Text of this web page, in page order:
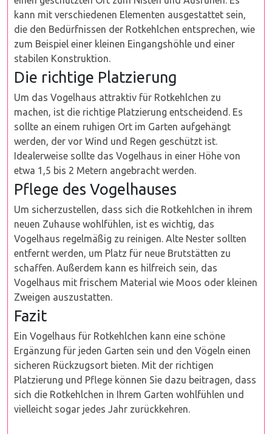
kann mit verschiedenen Elementen ausgestattet sein,
die den Bedürfnissen der Rotkehlchen entsprechen, wie
zum Beispiel einer kleinen Eingangshöhle und einer
stabilen Konstruktion.
Die richtige Platzierung
Um das Vogelhaus attraktiv für Rotkehlchen zu
machen, ist die richtige Platzierung entscheidend. Es
sollte an einem ruhigen Ort im Garten aufgehängt
werden, der vor Wind und Regen geschützt ist.
Idealerweise sollte das Vogelhaus in einer Höhe von
etwa 1,5 bis 2 Metern angebracht werden.
Pflege des Vogelhauses
Um sicherzustellen, dass sich die Rotkehlchen in ihrem
neuen Zuhause wohlfühlen, ist es wichtig, das
Vogelhaus regelmäßig zu reinigen. Alte Nester sollten
entfernt werden, um Platz für neue Brutstätten zu
schaffen. Außerdem kann es hilfreich sein, das
Vogelhaus mit frischem Material wie Moos oder kleinen
Zweigen auszustatten.
Fazit
Ein Vogelhaus für Rotkehlchen kann eine schöne
Ergänzung für jeden Garten sein und den Vögeln einen
sicheren Rückzugsort bieten. Mit der richtigen
Platzierung und Pflege können Sie dazu beitragen, dass
sich die Rotkehlchen in Ihrem Garten wohlfühlen und
vielleicht sogar jedes Jahr zurückkehren.